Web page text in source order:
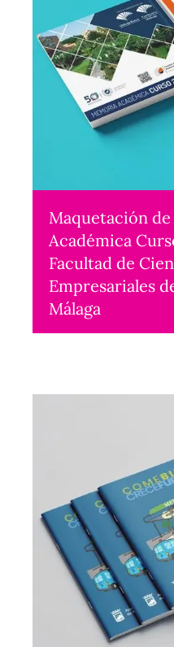
Maquetación
Académica
Facultad de
Empresariales
Málaga